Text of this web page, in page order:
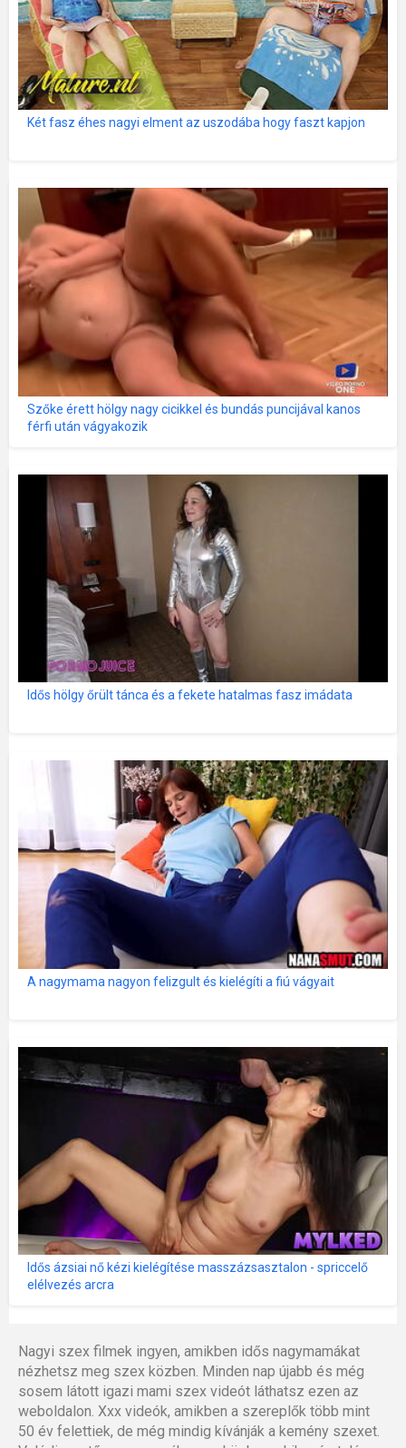
Két fasz éhes nagyi elment az uszodába hogy faszt kapjon
Szőke érett hölgy nagy cicikkel és bundás puncijával kanos
férfi után vágyakozik
Idős hölgy őrült tánca és a fekete hatalmas fasz imádata
A nagymama nagyon felizgult és kielégíti a fiú vágyait
Idős ázsiai nő kézi kielégítése masszázsasztalon - spriccelő
elélvezés arcra
Nagyi szex filmek ingyen, amikben idős nagymamákat
nézhetsz meg szex közben. Minden nap újabb és még
sosem látott igazi mami szex videót láthatsz ezen az
weboldalon. Xxx videók, amikben a szereplők több mint
50 év felettiek, de még mindig kívánják a kemény szexet.